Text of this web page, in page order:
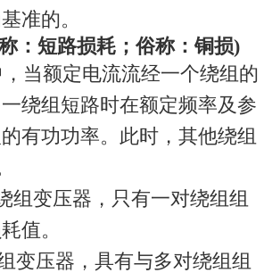
准的。
：短路损耗；俗称：铜损)
当额定电流流经一个绕组的
绕组短路时在额定频率及参
有功功率。此时，其他绕组
变压器，只有一对绕组组
值。
压器，具有与多对绕组组